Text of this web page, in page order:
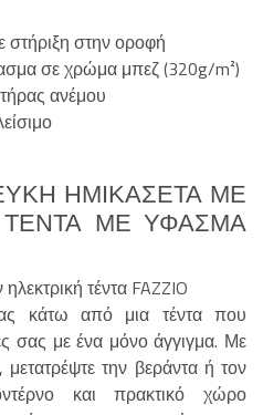
στήριξη στην οροφή
σε χρώμα μπεζ (320g/m²)
ανέμου
ΗΜΙΚΑΣΈΤΑ ΜΕ
ΜΕ ΎΦΑΣΜΑ
τέντα FAZZIO
κάτω από μια τέντα που
σας με ένα μόνο άγγιγμα. Με
μετατρέψτε την βεράντα ή τον
και πρακτικό χώρο